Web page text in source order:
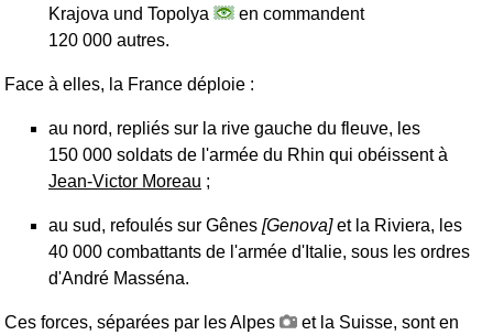
Krajova und Topolya
en commandent
120 000 autres.
Face à elles, la France déploie :
au nord, repliés sur la rive gauche du fleuve, les
150 000 soldats de l'armée du Rhin qui obéissent à
Jean-Victor Moreau ;
au sud, refoulés sur Gênes [Genova]et la Riviera, les
40 000 combattants de l'armée d'Italie, sous les ordres
d'André Masséna.
Ces forces, séparées par les Alpes
et la Suisse, sont en